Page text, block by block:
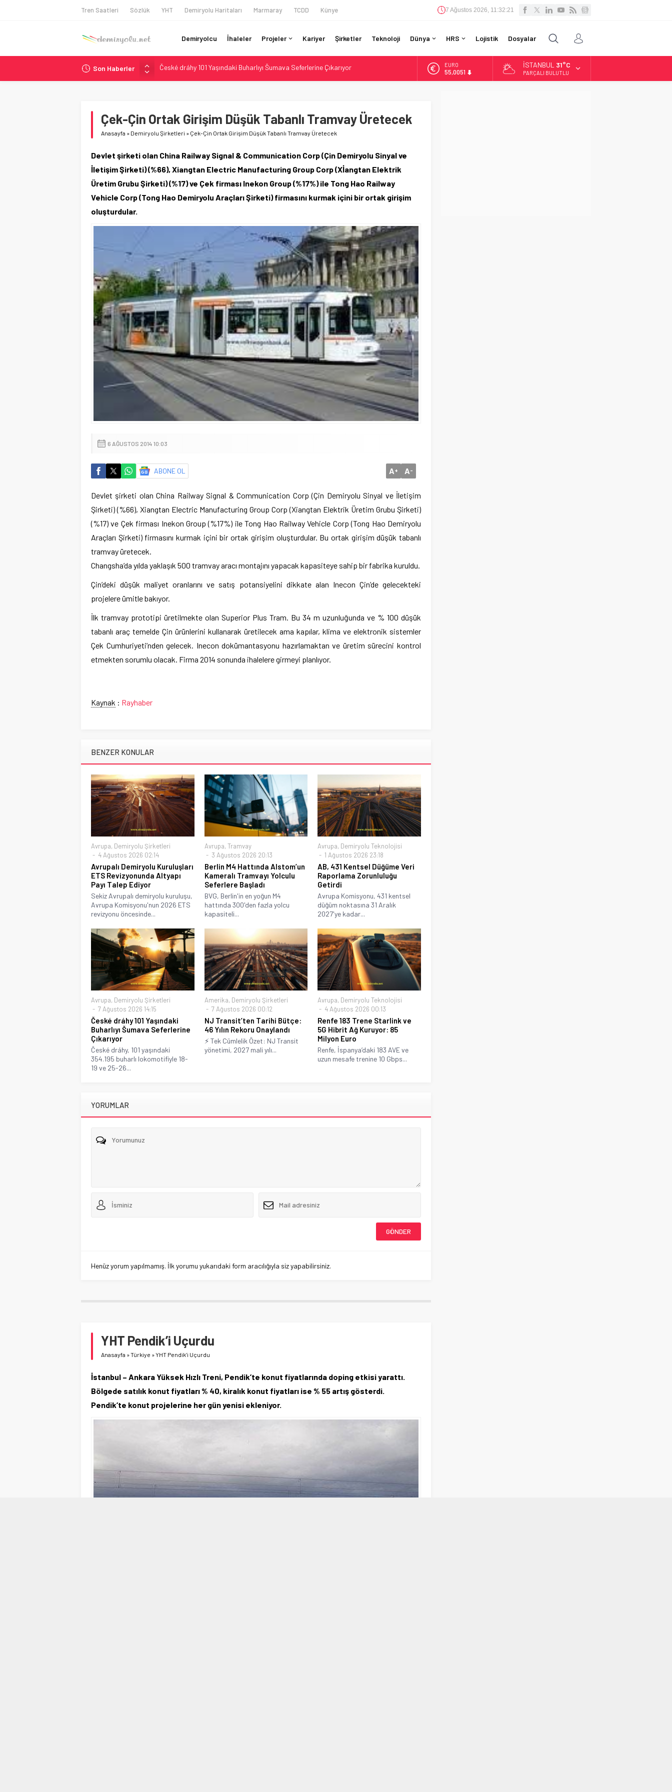
Tren Saatleri Sözlük YHT Demiryolu Haritaları Marmaray TCDD Künye 7 Ağustos 2026, 11:32:22
Demiryolcu İhaleler Projeler Kariyer Şirketler Teknoloji Dünya HRS Lojistik Dosyalar
Son Haberler
Brescia 426 Milyon Euro’luk Tramvay İnşaatına Başladı
Northern Railway Doğruladı: 308 Bin Rupiye Özel Vagonda Puja
NJ Transit’ten Tarihi Bütçe: 46 Yılın Rekoru Onaylandı
České dráhy 101 Yaşındaki Buharlıyı Šumava Seferlerine Çıkarıyor
EURO
55,0051
İSTANBUL 31°C
PARÇALI BULUTLU
Çek-Çin Ortak Girişim Düşük Tabanlı Tramvay Üretecek
Anasayfa » Demiryolu Şirketleri » Çek-Çin Ortak Girişim Düşük Tabanlı Tramvay Üretecek
Devlet şirketi olan China Railway Signal & Communication Corp (Çin Demiryolu Sinyal ve
İletişim Şirketi) (%66), Xiangtan Electric Manufacturing Group Corp (Xİangtan Elektrik
Üretim Grubu Şirketi) (%17) ve Çek firması Inekon Group (%17%) ile Tong Hao Railway
Vehicle Corp (Tong Hao Demiryolu Araçları Şirketi) firmasını kurmak içini bir ortak girişim
oluşturdular.
6 AĞUSTOS 2014 10:03
ABONE OL A+ A-
Devlet şirketi olan China Railway Signal & Communication Corp (Çin Demiryolu Sinyal ve İletişim
Şirketi) (%66), Xiangtan Electric Manufacturing Group Corp (Xiangtan Elektrik Üretim Grubu Şirketi)
(%17) ve Çek firması Inekon Group (%17%) ile Tong Hao Railway Vehicle Corp (Tong Hao Demiryolu
Araçları Şirketi) firmasını kurmak içini bir ortak girişim oluşturdular. Bu ortak girişim düşük tabanlı
tramvay üretecek.
Changsha’da yılda yaklaşık 500 tramvay aracı montajını yapacak kapasiteye sahip bir fabrika kuruldu.
Çin’deki düşük maliyet oranlarını ve satış potansiyelini dikkate alan Inecon Çin’de gelecekteki
projelere ümitle bakıyor.
İlk tramvay prototipi üretilmekte olan Superior Plus Tram. Bu 34 m uzunluğunda ve % 100 düşük
tabanlı araç temelde Çin ürünlerini kullanarak üretilecek ama kapılar, klima ve elektronik sistemler
Çek Cumhuriyeti’nden gelecek. Inecon dokümantasyonu hazırlamaktan ve üretim sürecini kontrol
etmekten sorumlu olacak. Firma 2014 sonunda ihalelere girmeyi planlıyor.
Kaynak : Rayhaber
BENZER KONULAR
Avrupa, Demiryolu Şirketleri
4 Ağustos 2026 02:14
Avrupalı Demiryolu Kuruluşları
ETS Revizyonunda Altyapı
Payı Talep Ediyor
Sekiz Avrupalı demiryolu kuruluşu,
Avrupa Komisyonu'nun 2026 ETS
revizyonu öncesinde...
Avrupa, Tramvay
3 Ağustos 2026 20:13
Berlin M4 Hattında Alstom’un
Kameralı Tramvayı Yolculu
Seferlere Başladı
BVG, Berlin'in en yoğun M4
hattında 300'den fazla yolcu
kapasiteli...
Avrupa, Demiryolu Teknolojisi
1 Ağustos 2026 23:18
AB, 431 Kentsel Düğüme Veri
Raporlama Zorunluluğu
Getirdi
Avrupa Komisyonu, 431 kentsel
düğüm noktasına 31 Aralık
2027'ye kadar...
Avrupa, Demiryolu Şirketleri
7 Ağustos 2026 14:15
České dráhy 101 Yaşındaki
Buharlıyı Šumava Seferlerine
Çıkarıyor
České dráhy, 101 yaşındaki
354.195 buharlı lokomotifiyle 18-
19 ve 25-26...
Amerika, Demiryolu Şirketleri
7 Ağustos 2026 00:12
NJ Transit’ten Tarihi Bütçe:
46 Yılın Rekoru Onaylandı
⚡ Tek Cümlelik Özet: NJ Transit
yönetimi, 2027 mali yılı...
Avrupa, Demiryolu Teknolojisi
4 Ağustos 2026 00:13
Renfe 183 Trene Starlink ve
5G Hibrit Ağ Kuruyor: 85
Milyon Euro
Renfe, İspanya’daki 183 AVE ve
uzun mesafe trenine 10 Gbps...
YORUMLAR
Henüz yorum yapılmamış. İlk yorumu yukarıdaki form aracılığıyla siz yapabilirsiniz.
YHT Pendik’i Uçurdu
Anasayfa »Türkiye »YHT Pendik’i Uçurdu
İstanbul – Ankara Yüksek Hızlı Treni, Pendik’te konut fiyatlarında doping etkisi yarattı.
Bölgede satılık konut fiyatları % 40, kiralık konut fiyatları ise % 55 artış gösterdi.
Pendik’te konut projelerine her gün yenisi ekleniyor.